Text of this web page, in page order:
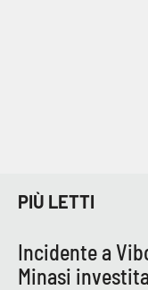
PIÙ LETTI
Incidente a
Minasi